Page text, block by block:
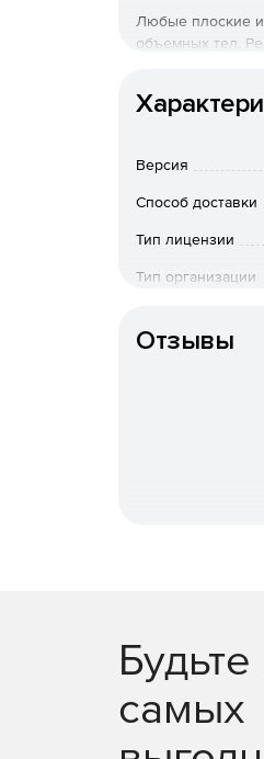
Любые плоские и
объемных тел.
радиусом,
При
Модели из
В системе
Дополняют
с
Версия
Способ доставки
Тип лицензии
Тип организации
Отзывы
самых